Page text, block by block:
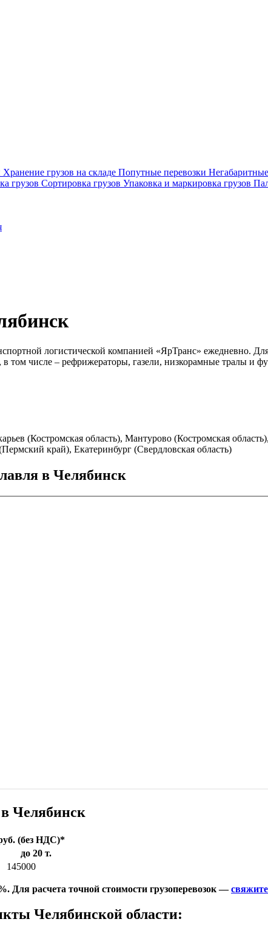
Хранение грузов на складе Попутные перевозки
грузов Сортировка грузов Упаковка и маркировка грузов
логистической компанией «ЯрТранс» ежедневно.
том числе – рефрижераторы, газели, низкорамные тралы и
(Костромская область), Мантурово (Костромская
край), Екатеринбург (Свердловская область)
в Челябинск
Челябинск
(без НДС)*
до 20 т.
145000
расчета точной стоимости грузоперевозок —
Челябинской области: